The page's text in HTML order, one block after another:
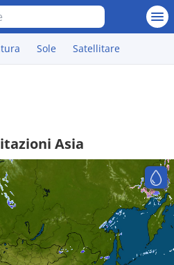
Sole Satellitare
Asia